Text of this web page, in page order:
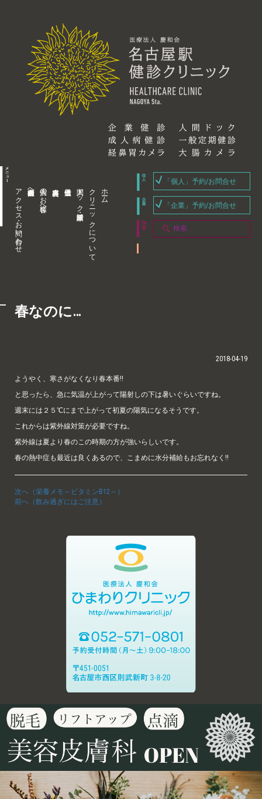
アクセス・お問い合わせ 企業内担当者様へ 個人のお客様へ 人間ドック・健康診断 クリニックについて ホーム
「個人」予約/お問合せ
「企業」予約/お問合せ
春なのに…
2018-04-19
ようやく、寒さがなくなり春本番!!
と思ったら、急に気温が上がって陽射しの下は暑いぐらいですね。
週末には２５℃にまで上がって初夏の陽気になるそうです。
これからは紫外線対策が必要ですね。
紫外線は夏より春のこの時期の方が強いらしいです。
春の熱中症も最近は良くあるので、こまめに水分補給もお忘れなく!!
次へ（栄養メモ～ビタミンB12～）
前へ（飲み過ぎにはご注意）